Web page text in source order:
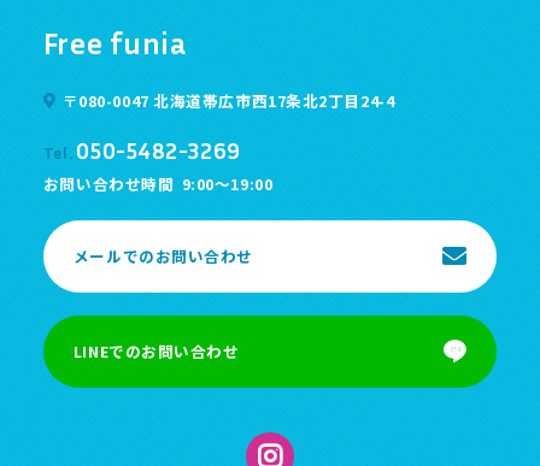
Free funia
〒080-0047 北海道帯広市西17条北2丁目24-4
Tel. 050-5482-3269
お問い合わせ時間 9:00～19:00
メールでのお問い合わせ
LINEでのお問い合わせ